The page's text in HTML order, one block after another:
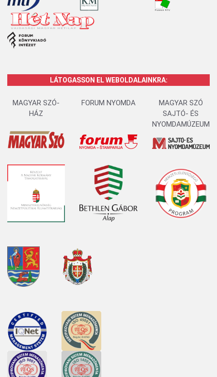
LÁTOGASSON EL WEBOLDALAINKRA:
MAGYAR SZÓ-
HÁZ
FORUM NYOMDA
MAGYAR SZÓ
SAJTÓ- ÉS
NYOMDAMÚZEUM